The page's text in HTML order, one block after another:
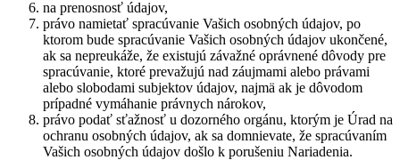
na prenosnosť údajov,
právo namietať spracúvanie Vašich osobných údajov, po
ktorom bude spracúvanie Vašich osobných údajov ukončené,
ak sa nepreukáže, že existujú závažné oprávnené dôvody pre
spracúvanie, ktoré prevažujú nad záujmami alebo právami
alebo slobodami subjektov údajov, najmä ak je dôvodom
prípadné vymáhanie právnych nárokov,
právo podať sťažnosť u dozorného orgánu, ktorým je Úrad na
ochranu osobných údajov, ak sa domnievate, že spracúvaním
Vašich osobných údajov došlo k porušeniu Nariadenia.